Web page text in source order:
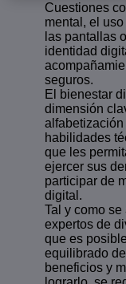
Cuestiones
mental, el
las pantallas
identidad
seguros.
El bienestar
dimensión
habilidades
que les
ejercer sus
participar de
digital.
Tal y como
expertos de
que es
equilibrado
beneficios y